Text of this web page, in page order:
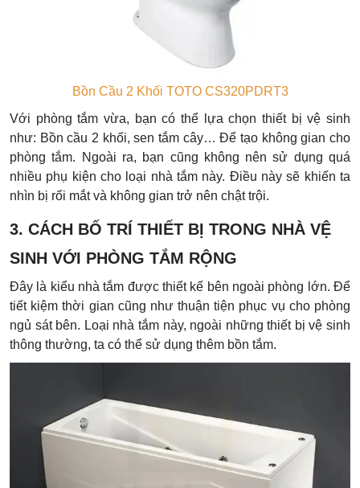
Bồn Cầu 2 Khối TOTO CS320PDRT3
Với phòng tắm vừa, bạn có thể lựa chọn thiết bị vệ sinh
như: Bồn cầu 2 khối, sen tắm cây… Để tạo không gian cho
phòng tắm. Ngoài ra, bạn cũng không nên sử dụng quá
nhiều phụ kiện cho loại nhà tắm này. Điều này sẽ khiến ta
nhìn bị rối mắt và không gian trở nên chật trội.
3. CÁCH BỐ TRÍ THIẾT BỊ TRONG NHÀ VỆ
SINH VỚI PHÒNG TẮM RỘNG
Đây là kiểu nhà tắm được thiết kế bên ngoài phòng lớn. Để
tiết kiệm thời gian cũng như thuận tiện phục vụ cho phòng
ngủ sát bên. Loại nhà tắm này, ngoài những thiết bị vệ sinh
thông thường, ta có thể sử dụng thêm bồn tắm.